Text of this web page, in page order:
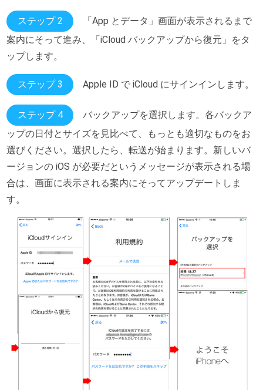
ステップ 2
「App とデータ」画面が表示されるまで
案内にそって進み、「iCloud バックアップから復元」をタ
ップします。
ステップ 3 Apple ID で iCloud にサインインします。
ステップ 4
バックアップを選択します。各バックア
ップの日付とサイズを見比べて、もっとも適切なものをお
選びください。選択したら、転送が始まります。新しいバ
ージョンの iOS が必要だというメッセージが表示される場
合は、画面に表示される案内にそってアップデートしま
す。